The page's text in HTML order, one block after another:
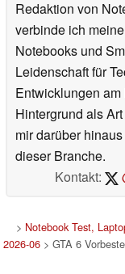
Redaktion von
verbinde ich
Notebooks und
Leidenschaft für
Entwicklungen
Hintergrund als
mir darüber
dieser Branche.
Kontakt:
> Notebook Test,
2026-06> GTA 6